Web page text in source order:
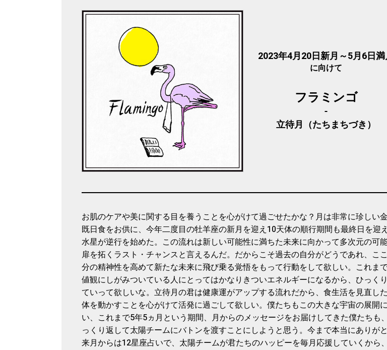
2023年4月20日新月～5月6日満
に向けて
フラミンゴ
立待月（たちまちづき）
お肌のケアや美に関する目を養うことを心がけて過ごせたかな？月は非常に珍しい
既日食をお供に、今年二度目の牡羊座の新月を迎え10天体の順行期間も最終日を迎え
水星が逆行を始めた。この流れは新しい可能性に満ちた未来に向かって多次元の可
扉を拓くラスト・チャンスと言えるんだ。だからこそ過去の自分がどうであれ、こ
分の精神性を高めて新たな未来に飛び乗る覚悟をもって行動をして欲しい。これま
値観にしがみついている人にとってはかなりきついエネルギーになるから、ひっく
ていって欲しいな。立待月の君は健康運がアップする流れだから、食生活を見直した
体を動かすことを心がけて活発に過ごして欲しい。僕たちもこの大きな宇宙の展開
い、これまで5年5ヵ月という期間、月からのメッセージをお届けしてきた僕たちも
っくり返して太陽チームにバトンを渡すことにしようと思う。今まで本当にありがと
来月からは12星座占いで、太陽チームが君たちのハッピーを毎月応援していくから